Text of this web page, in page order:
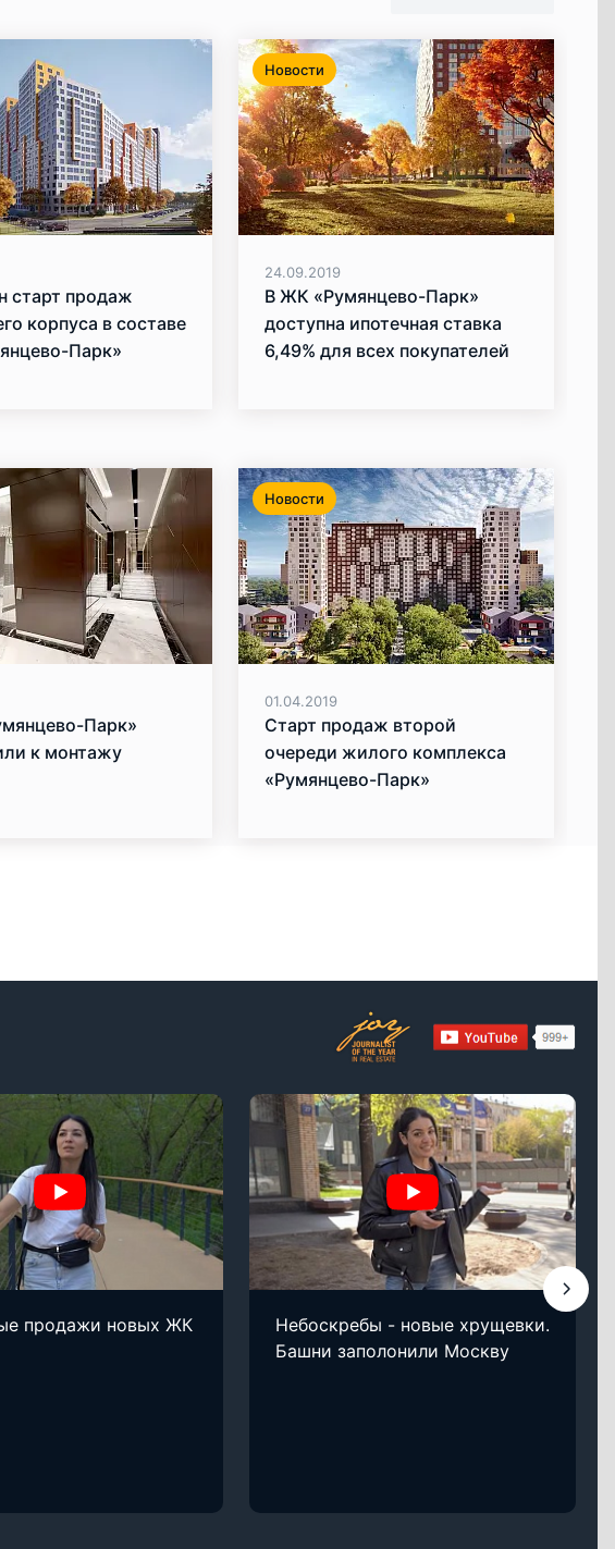
старт продаж
корпуса в составе
Парк»
Новости
24.09.2019
В ЖК «Румянцево-Парк»
доступна ипотечная ставка
6,49% для всех покупателей
Парк»
к монтажу
Новости
01.04.2019
Старт продаж второй
очереди жилого комплекса
«Румянцево-Парк»
продажи новых ЖК
Небоскребы - новые хрущевки.
Башни заполонили Москву